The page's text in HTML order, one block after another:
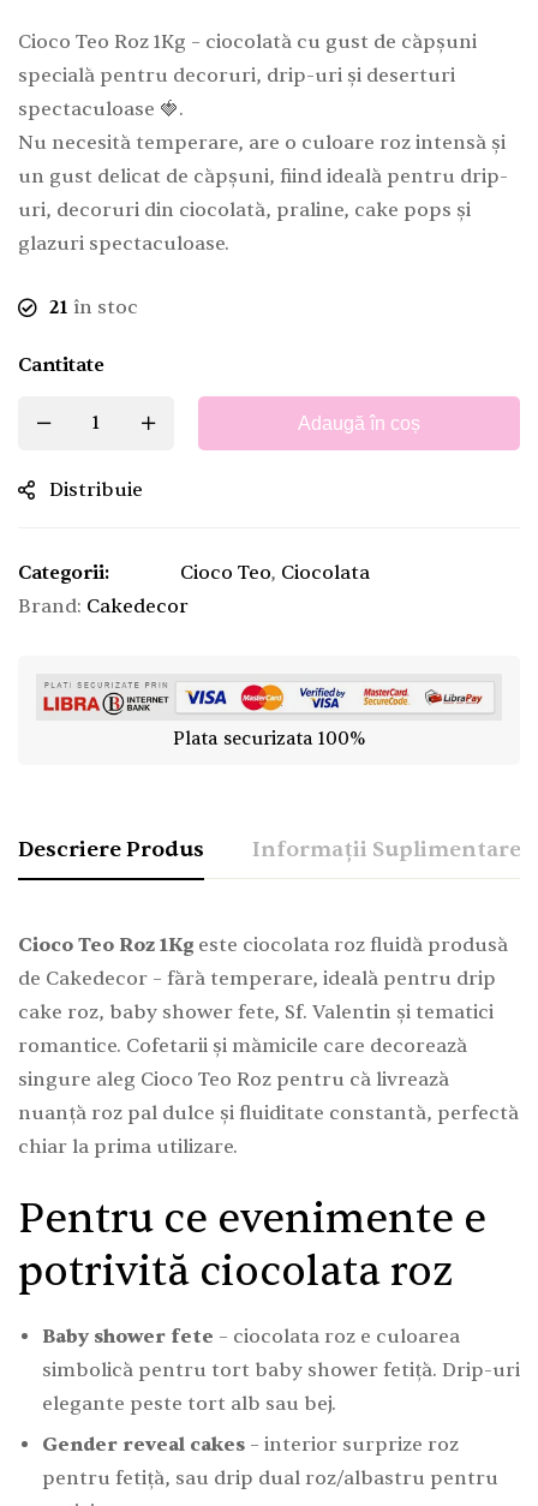
Cioco Teo Roz 1Kg – ciocolată cu gust de căpșuni
specială pentru decoruri, drip-uri și deserturi
spectaculoase 🍓.
Nu necesită temperare, are o culoare roz intensă și
un gust delicat de căpșuni, fiind ideală pentru drip-
uri, decoruri din ciocolată, praline, cake pops și
glazuri spectaculoase.
21 în stoc
Cantitate
Adaugă în coș
Distribuie
Categorii: Cioco Teo, Ciocolata
Brand: Cakedecor
Plata securizata 100%
Descriere Produs Informații Suplimentare
Cioco Teo Roz 1Kg este ciocolata roz fluidă produsă
de Cakedecor – fără temperare, ideală pentru drip
cake roz, baby shower fete, Sf. Valentin și tematici
romantice. Cofetarii și mămicile care decorează
singure aleg Cioco Teo Roz pentru că livrează
nuanță roz pal dulce și fluiditate constantă, perfectă
chiar la prima utilizare.
Pentru ce evenimente e
potrivită ciocolata roz
Baby shower fete – ciocolata roz e culoarea
simbolică pentru tort baby shower fetiță. Drip-uri
elegante peste tort alb sau bej.
Gender reveal cakes – interior surprize roz
pentru fetiță, sau drip dual roz/albastru pentru